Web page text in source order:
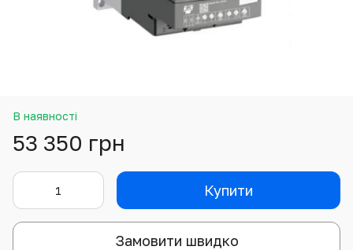
В наявності
53 350 грн
Купити
Замовити швидко